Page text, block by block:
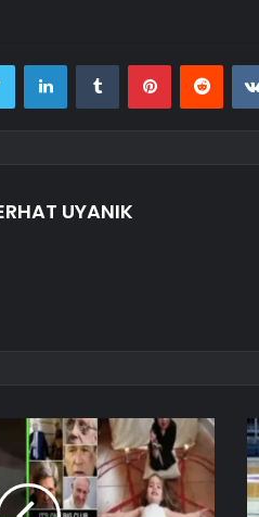
Twitter LinkedInTumblr Pinterest
UYANIK